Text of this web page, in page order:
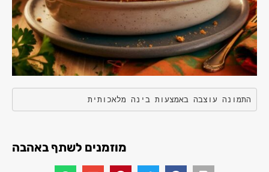
התמונה עוצבה באמצעות בינה מלאכותית
מוזמנים לשתף באהבה